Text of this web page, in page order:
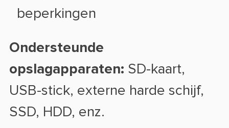
beperkingen
Ondersteunde
opslagapparaten: SD-kaart,
USB-stick, externe harde schijf,
SSD, HDD, enz.